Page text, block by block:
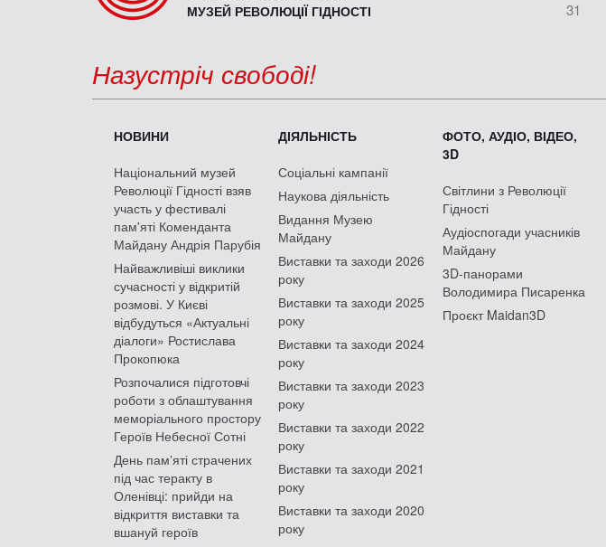
МУЗЕЙ РЕВОЛЮЦІЇ ГІДНОСТІ
31
Назустріч свободі!
НОВИНИ
Національний музей
Революції Гідності взяв
участь у фестивалі
пам'яті Коменданта
Майдану Андрія Парубія
Найважливіші виклики
сучасності у відкритій
розмові. У Києві
відбудуться «Актуальні
діалоги» Ростислава
Прокопюка
Розпочалися підготовчі
роботи з облаштування
меморіального простору
Героїв Небесної Сотні
День памʼяті страчених
під час теракту в
Оленівці: прийди на
відкриття виставки та
вшануй героїв
ДІЯЛЬНІСТЬ
Соціальні кампанії
Наукова діяльність
Видання Музею
Майдану
Виставки та заходи 2026
року
Виставки та заходи 2025
року
Виставки та заходи 2024
року
Виставки та заходи 2023
року
Виставки та заходи 2022
року
Виставки та заходи 2021
року
Виставки та заходи 2020
року
ФОТО, АУДІО, ВІДЕО,
3D
Світлини з Революції
Гідності
Аудіоспогади учасників
Майдану
3D-панорами
Володимира Писаренка
Проєкт Maidan3D